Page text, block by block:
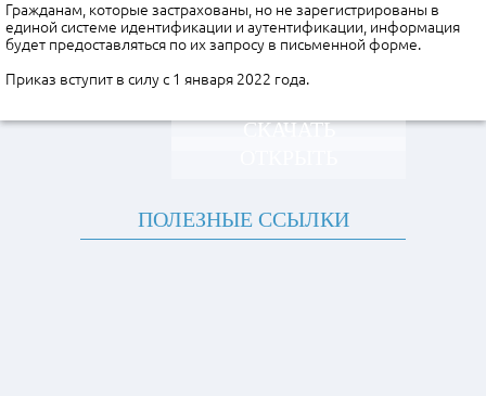
Гражданам, которые застрахованы, но не зарегистрированы в
единой системе идентификации и аутентификации, информация
будет предоставляться по их запросу в письменной форме.
Приказ вступит в силу с 1 января 2022 года.
СКАЧАТЬ
ПОЛЕЗНЫЕ ССЫЛКИ